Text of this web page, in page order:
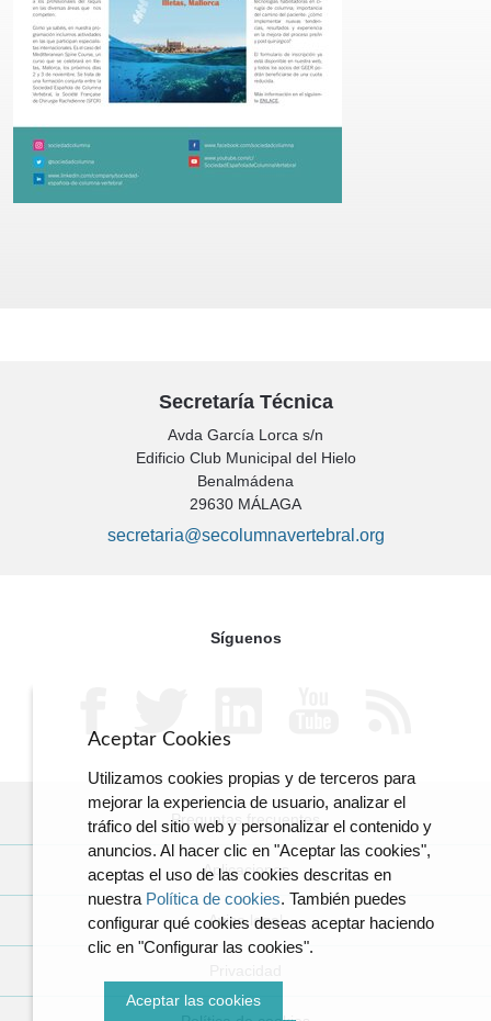
Secretaría Técnica
Avda García Lorca s/n
Edificio Club Municipal del Hielo
Benalmádena
29630 MÁLAGA
secretaria@secolumnavertebral.org
Síguenos
Preguntas frecuentes
Aplicaciones
Aviso legal
Aceptar Cookies
Utilizamos cookies propias y de terceros para
mejorar la experiencia de usuario, analizar el
tráfico del sitio web y personalizar el contenido y
anuncios. Al hacer clic en "Aceptar las cookies",
aceptas el uso de las cookies descritas en
nuestra Política de cookies. También puedes
configurar qué cookies deseas aceptar haciendo
clic en "Configurar las cookies".
Aceptar las cookies